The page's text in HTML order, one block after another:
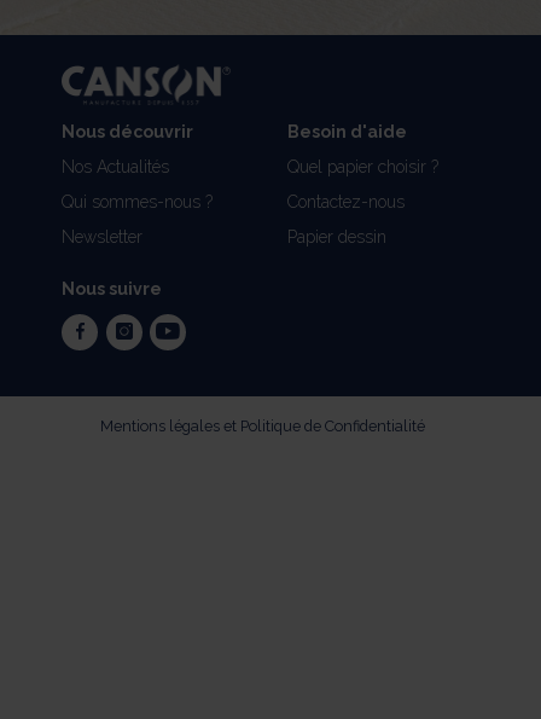
Nous découvrir
Nos Actualités
Qui sommes-nous ?
Newsletter
Besoin d'aide
Quel papier choisir ?
Contactez-nous
Papier dessin
Nous suivre
facebookinstagram
youtube
Mentions légales et Politique de Confidentialité